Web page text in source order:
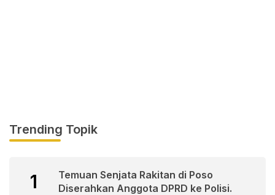
Trending Topik
1
Temuan Senjata Rakitan di Poso
Diserahkan Anggota DPRD ke Polisi.